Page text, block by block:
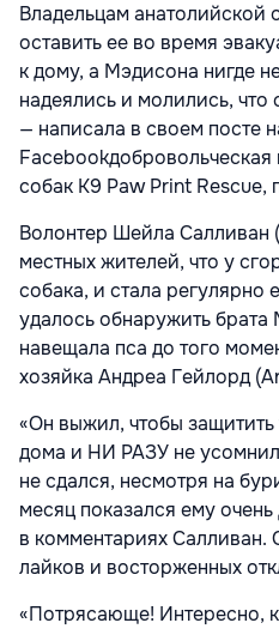
Владельцам анатолийской
оставить ее во время
к дому, а Мэдисона нигде
надеялись и молились,
— написала в своем посте
собак K9 Paw Print Rescue,
Волонтер Шейла Салливан
местных жителей, что у
собака, и стала регулярно
удалось обнаружить
навещала пса до того
хозяйка Андреа Гейлорд
«Он выжил, чтобы защитить
дома и НИ РАЗУ не
не сдался, несмотря на
месяц показался ему
в комментариях Салливан.
лайков и восторженных
«Потрясающе! Интересно,